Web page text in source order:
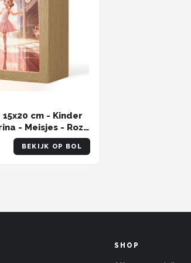
cm - Kinder
- Meisjes - Roze
Slaapkamer
kinderen -
BEKIJK OP BOL
SHOP